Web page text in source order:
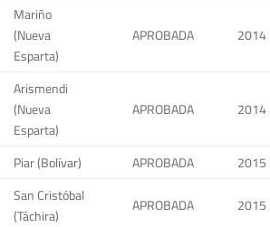
Mariño
(Nueva
Esparta)
APROBADA 2014
Arismendi
(Nueva
Esparta)
APROBADA 2014
Piar (Bolívar) APROBADA 2015
San Cristóbal
(Táchira)
APROBADA 2015